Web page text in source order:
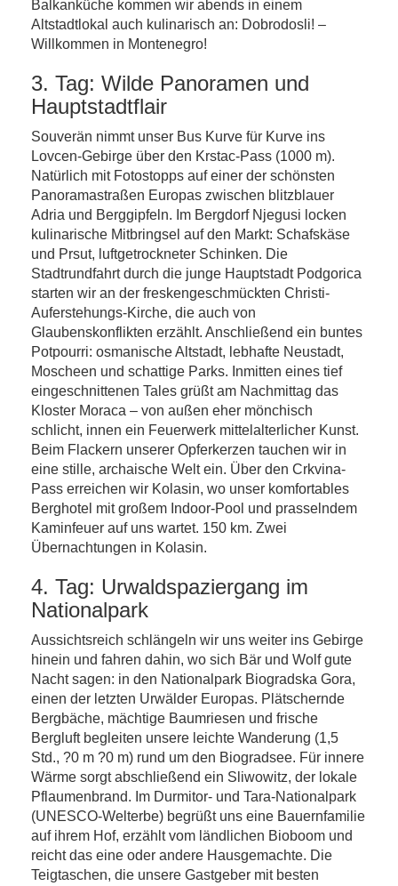
Balkanküche kommen wir abends in einem
Altstadtlokal auch kulinarisch an: Dobrodosli! –
Willkommen in Montenegro!
3. Tag: Wilde Panoramen und
Hauptstadtflair
Souverän nimmt unser Bus Kurve für Kurve ins
Lovcen-Gebirge über den Krstac-Pass (1000 m).
Natürlich mit Fotostopps auf einer der schönsten
Panoramastraßen Europas zwischen blitzblauer
Adria und Berggipfeln. Im Bergdorf Njegusi locken
kulinarische Mitbringsel auf den Markt: Schafskäse
und Prsut, luftgetrockneter Schinken. Die
Stadtrundfahrt durch die junge Hauptstadt Podgorica
starten wir an der freskengeschmückten Christi-
Auferstehungs-Kirche, die auch von
Glaubenskonflikten erzählt. Anschließend ein buntes
Potpourri: osmanische Altstadt, lebhafte Neustadt,
Moscheen und schattige Parks. Inmitten eines tief
eingeschnittenen Tales grüßt am Nachmittag das
Kloster Moraca – von außen eher mönchisch
schlicht, innen ein Feuerwerk mittelalterlicher Kunst.
Beim Flackern unserer Opferkerzen tauchen wir in
eine stille, archaische Welt ein. Über den Crkvina-
Pass erreichen wir Kolasin, wo unser komfortables
Berghotel mit großem Indoor-Pool und prasselndem
Kaminfeuer auf uns wartet. 150 km. Zwei
Übernachtungen in Kolasin.
4. Tag: Urwaldspaziergang im
Nationalpark
Aussichtsreich schlängeln wir uns weiter ins Gebirge
hinein und fahren dahin, wo sich Bär und Wolf gute
Nacht sagen: in den Nationalpark Biogradska Gora,
einen der letzten Urwälder Europas. Plätschernde
Bergbäche, mächtige Baumriesen und frische
Bergluft begleiten unsere leichte Wanderung (1,5
Std., ?0 m ?0 m) rund um den Biogradsee. Für innere
Wärme sorgt abschließend ein Sliwowitz, der lokale
Pflaumenbrand. Im Durmitor- und Tara-Nationalpark
(UNESCO-Welterbe) begrüßt uns eine Bauernfamilie
auf ihrem Hof, erzählt vom ländlichen Bioboom und
reicht das eine oder andere Hausgemachte. Die
Teigtaschen, die unsere Gastgeber mit besten